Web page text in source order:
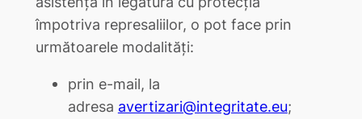
împotriva represaliilor, o pot face prin
următoarele modalități:
prin e-mail, la
adresa avertizari@integritate.eu;